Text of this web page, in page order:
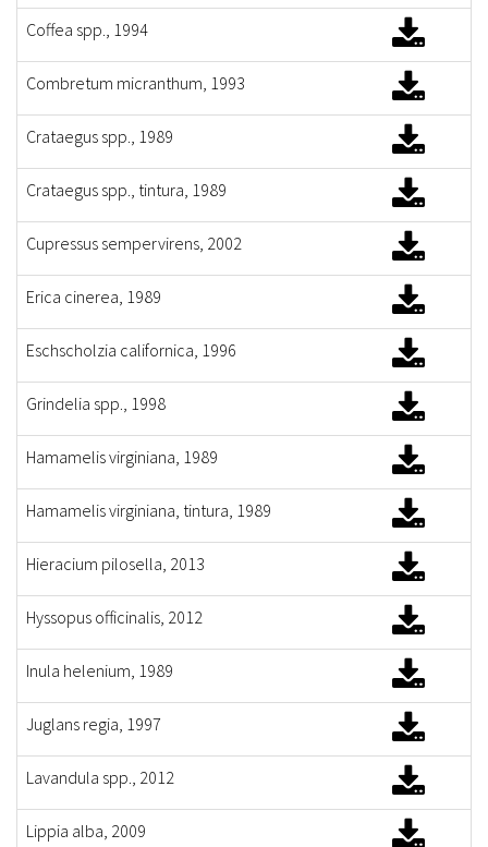
Coffea spp., 1994
Combretum micranthum, 1993
Crataegus spp., 1989
Crataegus spp., tintura, 1989
Cupressus sempervirens, 2002
Erica cinerea, 1989
Eschscholzia californica, 1996
Grindelia spp., 1998
Hamamelis virginiana, 1989
Hamamelis virginiana, tintura, 1989
Hieracium pilosella, 2013
Hyssopus officinalis, 2012
Inula helenium, 1989
Juglans regia, 1997
Lavandula spp., 2012
Lippia alba, 2009